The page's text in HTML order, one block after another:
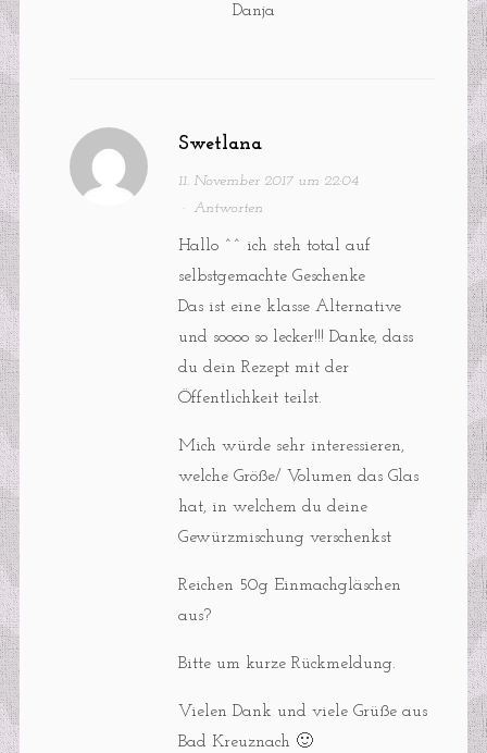
Danja
Swetlana
11. November 2017 um 22:04
· Antworten
Hallo ^^ ich steh total auf
selbstgemachte Geschenke
Das ist eine klasse Alternative
und soooo so lecker!!! Danke, dass
du dein Rezept mit der
Öffentlichkeit teilst.
Mich würde sehr interessieren,
welche Größe/ Volumen das Glas
hat, in welchem du deine
Gewürzmischung verschenkst
Reichen 50g Einmachgläschen
aus?
Bitte um kurze Rückmeldung.
Vielen Dank und viele Grüße aus
Bad Kreuznach 🙂